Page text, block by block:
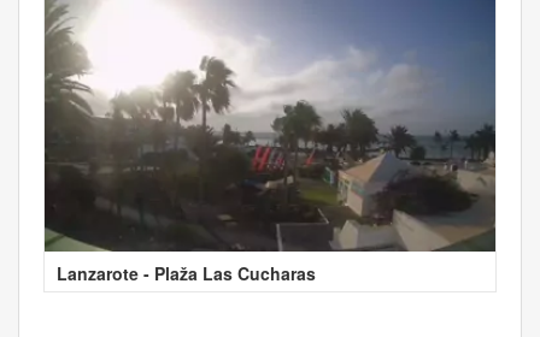
Lanzarote - Plaža Las Cucharas